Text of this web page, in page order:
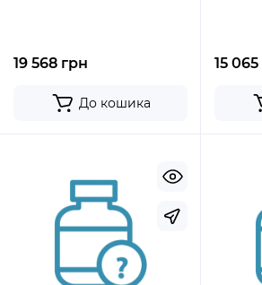
19 568 грн
До кошика
15